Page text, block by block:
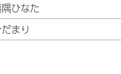
ひなた
まり